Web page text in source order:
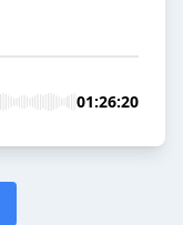
01:26:20